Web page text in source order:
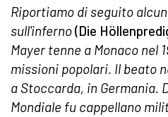
Riportiamo di seguito
sull'inferno(Die
Mayer tenne a Monaco nel
missioni popolari. Il beato
a Stoccarda, in Germania.
Mondiale fu cappellano